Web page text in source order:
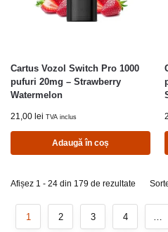
Cartus Vozol Switch Pro 1000
pufuri 20mg – Strawberry
Watermelon
21,00 lei TVA inclus
Adaugă în coș
Afișez 1 - 24 din 179 de rezultate
1 2 3 4 …